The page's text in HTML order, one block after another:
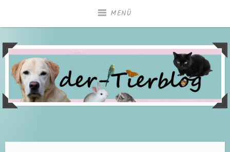
MENÜ